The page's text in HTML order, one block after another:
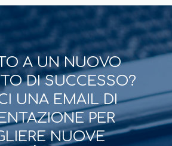
A UN NUOVO
DI SUCCESSO?
UNA EMAIL DI
PER
NUOVE